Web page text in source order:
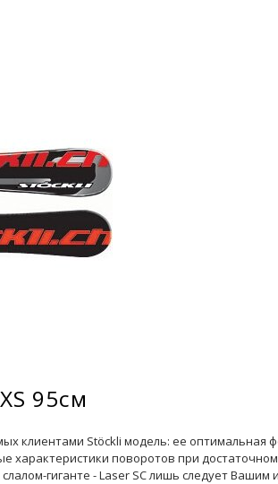
95см
клиентами Stöckli модель: ее оптимальная
характеристики поворотов при
гиганте - Laser SC лишь следует Вашим